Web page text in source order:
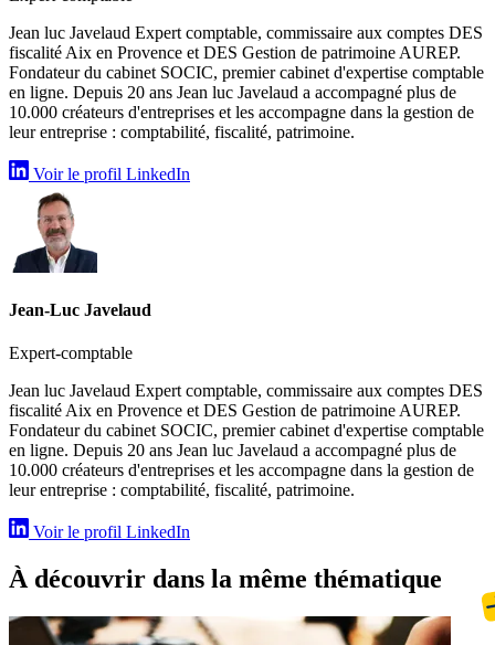
Jean luc Javelaud Expert comptable, commissaire aux comptes DES
fiscalité Aix en Provence et DES Gestion de patrimoine AUREP.
Fondateur du cabinet SOCIC, premier cabinet d'expertise comptable
en ligne. Depuis 20 ans Jean luc Javelaud a accompagné plus de
10.000 créateurs d'entreprises et les accompagne dans la gestion de
leur entreprise : comptabilité, fiscalité, patrimoine.
Voir le profil LinkedIn
Jean-Luc Javelaud
Expert-comptable
Jean luc Javelaud Expert comptable, commissaire aux comptes DES
fiscalité Aix en Provence et DES Gestion de patrimoine AUREP.
Fondateur du cabinet SOCIC, premier cabinet d'expertise comptable
en ligne. Depuis 20 ans Jean luc Javelaud a accompagné plus de
10.000 créateurs d'entreprises et les accompagne dans la gestion de
leur entreprise : comptabilité, fiscalité, patrimoine.
Voir le profil LinkedIn
À découvrir dans la même thématique